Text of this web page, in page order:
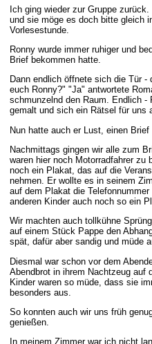
Ich ging wieder zur Gruppe
und sie möge es doch bitte gleich
Vorlesestunde.
Ronny wurde immer ruhiger und
Brief bekommen hatte.
Dann endlich öffnete sich die Tür
euch Ronny?" "Ja" antwortete
schmunzelnd den Raum. Endlich -
gemalt und sich ein Rätsel für uns
Nun hatte auch er Lust, einen
Nachmittags gingen wir alle zum
waren hier noch Motorradfahrer zu
noch ein Plakat, das auf die
nehmen. Er wollte es in seinem
auf dem Plakat die
anderen Kinder auch noch so ein
Wir machten auch tollkühne
auf einem Stück Pappe den
spät, dafür aber sandig und müde
Diesmal war schon vor dem
Abendbrot in ihrem Nachtzeug auf
Kinder waren so müde, dass sie
besonders aus.
So konnten auch wir uns früh
genießen.
In meinem Zimmer war ich nicht